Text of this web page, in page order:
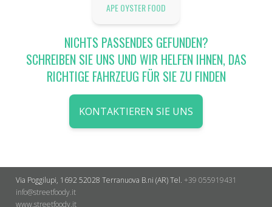
APE OYSTER FOOD
NICHTS PASSENDES GEFUNDEN?
SCHREIBEN SIE UNS UND WIR HELFEN IHNEN, DAS
RICHTIGE FAHRZEUG FÜR SIE ZU FINDEN
KONTAKTIEREN SIE UNS
Via Poggilupi, 1692 52028 Terranuova B.ni (AR)Tel. +39 055919431
info@streetfoody.it
www.streetfoody.it